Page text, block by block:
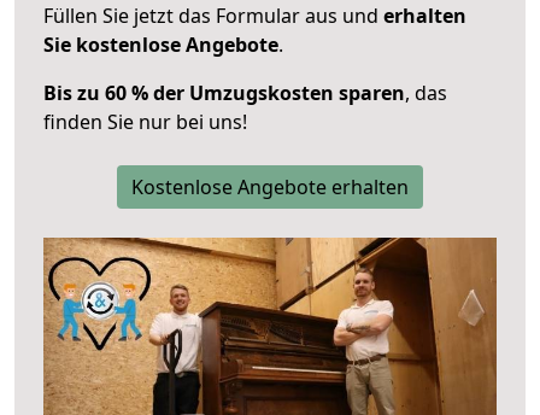
Füllen Sie jetzt das Formular aus und erhalten
Sie kostenlose Angebote.
Bis zu 60 % der Umzugskosten sparen, das
finden Sie nur bei uns!
Kostenlose Angebote erhalten